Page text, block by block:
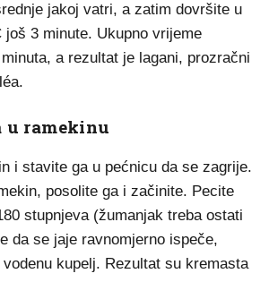
jakoj vatri, a zatim dovršite u
još 3 minute. Ukupno vrijeme
a rezultat je lagani, prozračni
u ramekinu
i stavite ga u pećnicu da se zagrije.
posolite ga i začinite. Pecite
stupnjeva (žumanjak treba ostati
da se jaje ravnomjerno ispeče,
kupelj. Rezultat su kremasta